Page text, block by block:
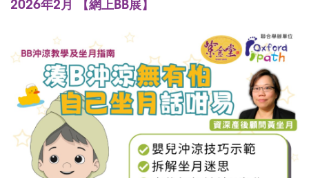
2026年2月 【網上BB展】